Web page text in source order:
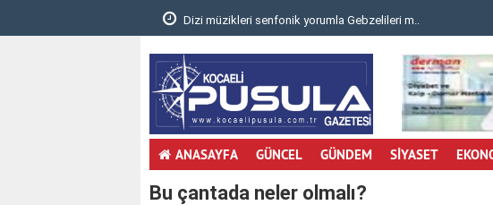
Dizi müzikleri senfonik yorumla Gebzelileri m..
ANASAYFA GÜNCEL GÜNDEM SİYASET
Bu çantada neler olmalı?